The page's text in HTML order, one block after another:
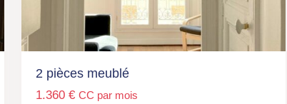
2 pièces meublé
1.360 € CC par mois
Paris,